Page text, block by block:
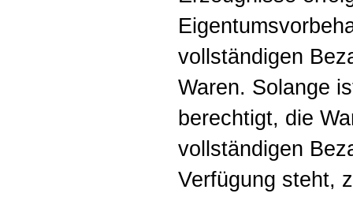
vollständigen
Waren. Solange
berechtigt, die
vollständigen
Verfügung steht,